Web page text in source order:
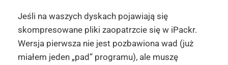
Jeśli na waszych dyskach pojawiają się
skompresowane pliki zaopatrzcie się w iPackr.
Wersja pierwsza nie jest pozbawiona wad (już
miałem jeden „pad” programu), ale muszę